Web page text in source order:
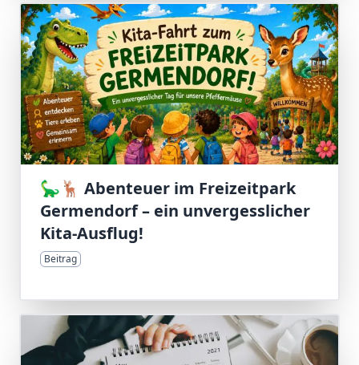
🦕🦌 Abenteuer im Freizeitpark
Germendorf – ein unvergesslicher
Kita-Ausflug!
Beitrag